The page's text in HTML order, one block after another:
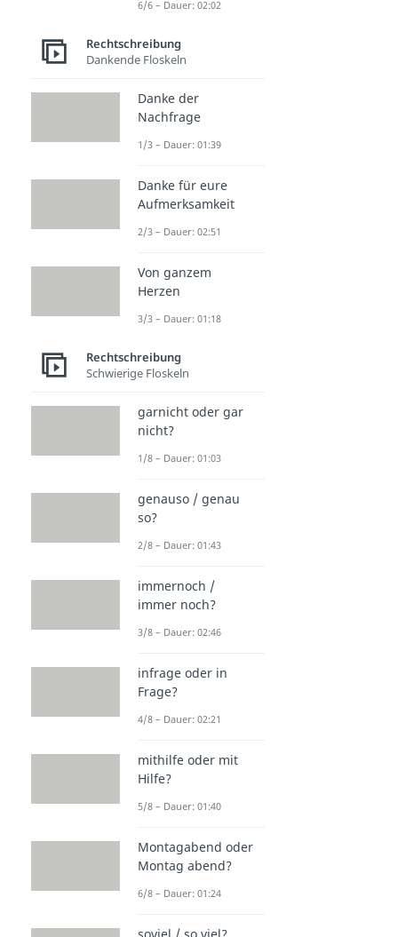
6/6 – Dauer: 02:02
Rechtschreibung
Dankende Floskeln
Danke der
Nachfrage
1/3 – Dauer: 01:39
Danke für eure
Aufmerksamkeit
2/3 – Dauer: 02:51
Von ganzem
Herzen
3/3 – Dauer: 01:18
Rechtschreibung
Schwierige Floskeln
garnicht oder gar
nicht?
1/8 – Dauer: 01:03
genauso / genau
so?
2/8 – Dauer: 01:43
immernoch /
immer noch?
3/8 – Dauer: 02:46
infrage oder in
Frage?
4/8 – Dauer: 02:21
mithilfe oder mit
Hilfe?
5/8 – Dauer: 01:40
Montagabend oder
Montag abend?
6/8 – Dauer: 01:24